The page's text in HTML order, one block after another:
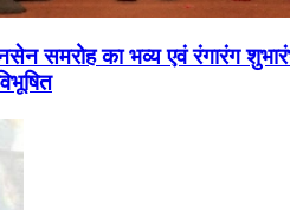
समरोह का भव्य एवं रंगारंग